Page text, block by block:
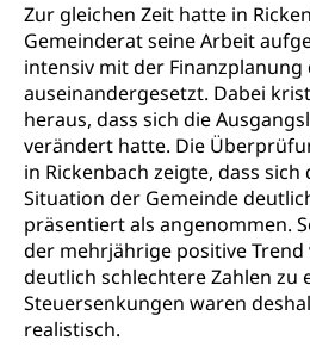
Zur gleichen Zeit hatte in
Gemeinderat seine Arbeit
intensiv mit der Finanzplanung
auseinandergesetzt. Dabei
heraus, dass sich die
verändert hatte. Die
in Rickenbach zeigte, dass
Situation der Gemeinde
präsentiert als angenommen.
der mehrjährige positive
deutlich schlechtere Zahlen zu
Steuersenkungen waren
realistisch.
Ergänzungsleistungen
AHV-Altersrente
IV-Leistungen
Inklusion im
Menschen mit
Kultur und Medien
Archive und Bibliotheken
Bücher, Bundesarchiv,
Staatsarchiv
Zentral- und
Archiv der
Kulturelle Einrichtungen
Museen, Theater, Bibliotheken
Kulturförderung